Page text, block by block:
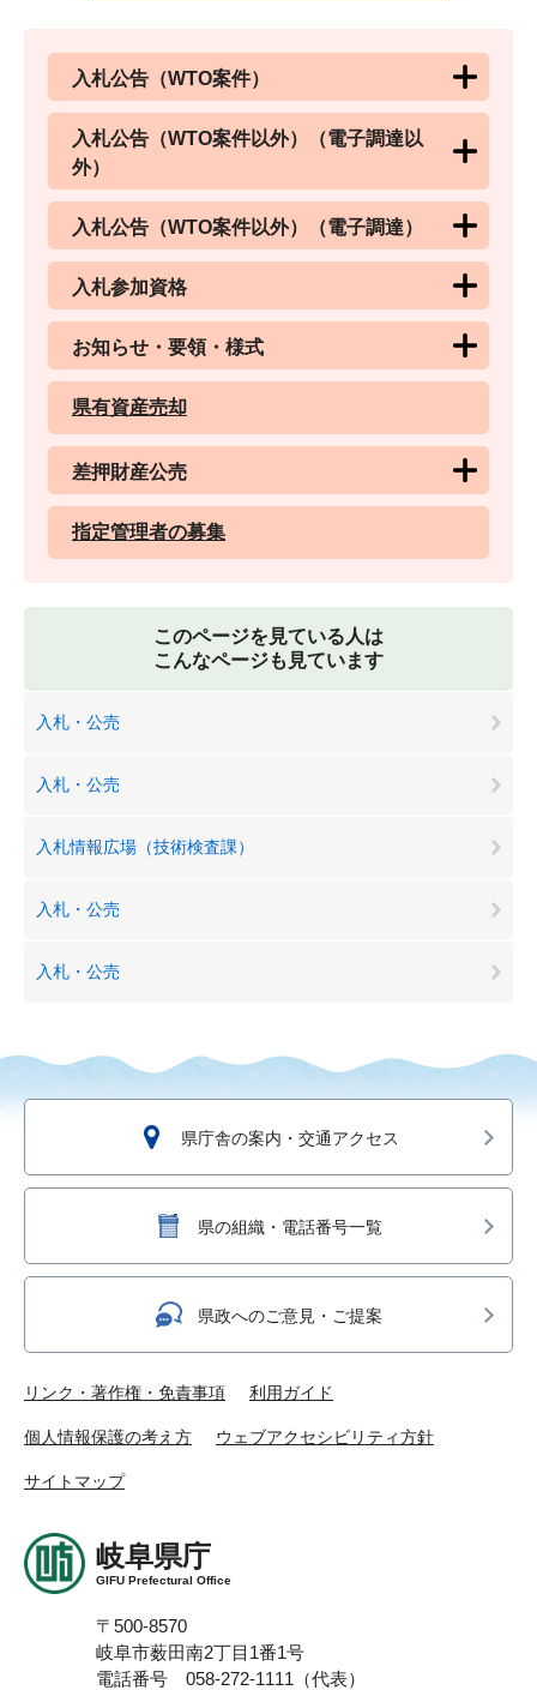
入札公告（WTO案件）
入札公告（WTO案件以外）（電子調達以
外）
入札公告（WTO案件以外）（電子調達）
入札参加資格
お知らせ・要領・様式
県有資産売却
差押財産公売
指定管理者の募集
このページを見ている人は
こんなページも見ています
入札・公売
入札・公売
入札情報広場（技術検査課）
入札・公売
入札・公売
県庁舎の案内・交通アクセス
県の組織・電話番号一覧
県政へのご意見・ご提案
リンク・著作権・免責事項 利用ガイド
個人情報保護の考え方 ウェブアクセシビリティ方針
サイトマップ
岐阜県庁
GIFU Prefectural Office
〒500-8570
岐阜市薮田南2丁目1番1号
電話番号 058-272-1111（代表）